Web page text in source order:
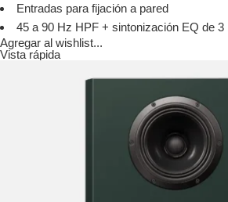
Entradas para fijación a pared
45 a 90 Hz HPF + sintonización EQ de 3
Agregar al wishlist...
Vista rápida